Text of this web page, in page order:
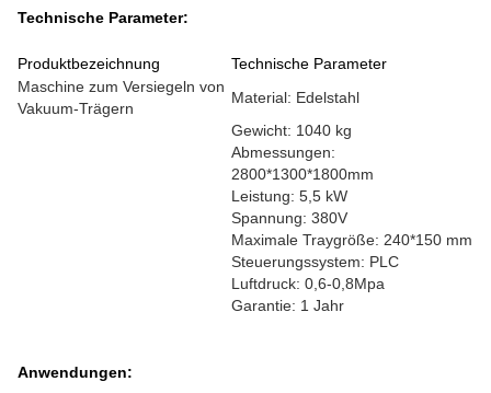
Technische Parameter:
Produktbezeichnung
Technische Parameter
Maschine zum Versiegeln von
Vakuum-Trägern
Material: Edelstahl
Gewicht: 1040 kg
Abmessungen:
2800*1300*1800mm
Leistung: 5,5 kW
Spannung: 380V
Maximale Traygröße: 240*150 mm
Steuerungssystem: PLC
Luftdruck: 0,6-0,8Mpa
Garantie: 1 Jahr
Anwendungen: